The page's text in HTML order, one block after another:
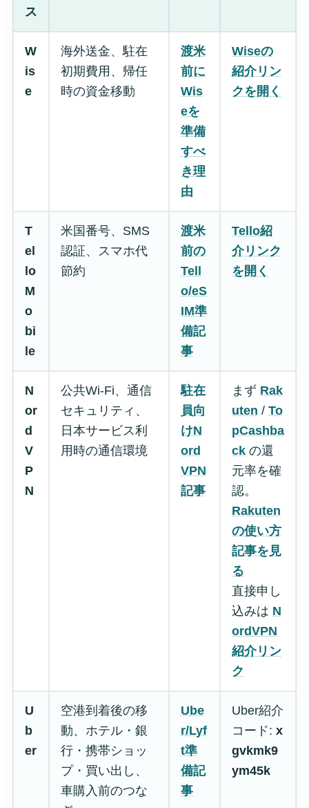
ス
W
is
e
海外送金、駐在
初期費用、帰任
時の資金移動
渡米
前に
Wis
eを
準備
すべ
き理
由
Wiseの
紹介リン
クを開く
T
el
lo
M
o
bi
le
米国番号、SMS
認証、スマホ代
節約
渡米
前の
Tell
o/eS
IM準
備記
事
Tello紹
介リンク
を開く
N
or
d
V
P
N
公共Wi-Fi、通信
セキュリティ、
日本サービス利
用時の通信環境
駐在
員向
けN
ord
VPN
記事
まず Rak
uten / To
pCashba
ckの還
元率を確
認。
Rakuten
の使い方
記事を見
る
直接申し
込みは N
ordVPN
紹介リン
ク
U
b
er
空港到着後の移
動、ホテル・銀
行・携帯ショッ
プ・買い出し、
車購入前のつな
Ube
r/Lyf
t準
備記
事
Uber紹介
コード: x
gvkmk9
ym45k